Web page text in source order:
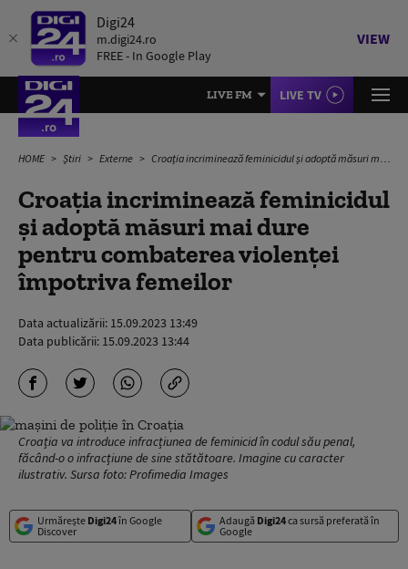
Digi24
m.digi24.ro
FREE - In Google Play
VIEW
LIVE FM LIVE TV
HOME Știri Externe Croația incriminează feminicidul și adoptă măsuri mai dure pentru combaterea violenței împotriva femeilor
Croația incriminează feminicidul
și adoptă măsuri mai dure
pentru combaterea violenței
împotriva femeilor
Data actualizării: 15.09.2023 13:49
Data publicării: 15.09.2023 13:44
Croația va introduce infracțiunea de feminicid în codul său penal,
făcând-o o infracțiune de sine stătătoare. Imagine cu caracter
ilustrativ. Sursa foto: Profimedia Images
Urmărește Digi24în Google
Discover
Adaugă Digi24ca sursă preferată în
Google